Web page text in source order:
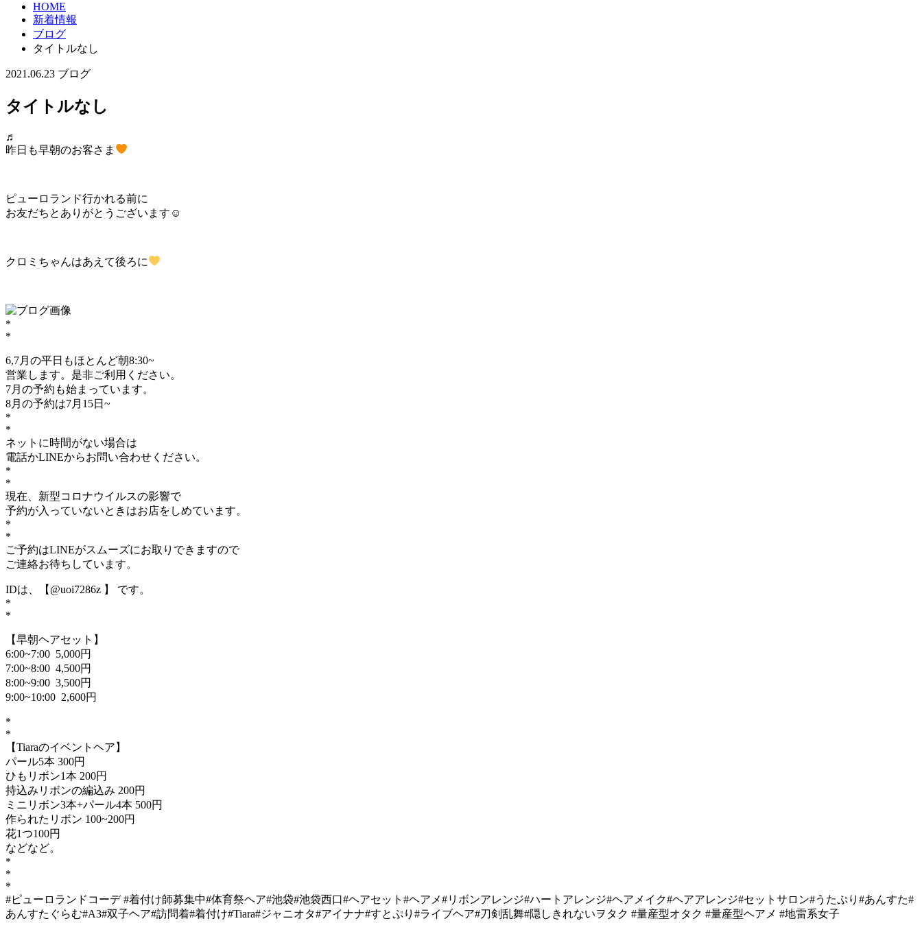
HOME
新着情報
ブログ
タイトルなし
2021.06.23 ブログ
タイトルなし
♬
昨日も早朝のお客さま
ピューロランド行かれる前に
お友だちとありがとうございます☺
クロミちゃんはあえて後ろに
*
*
6,7月の平日もほとんど朝8:30~
営業します。是非ご利用ください。
7月の予約も始まっています。
8月の予約は7月15日~
*
*
ネットに時間がない場合は
電話かLINEからお問い合わせください。
*
*
現在、新型コロナウイルスの影響で
予約が入っていないときはお店をしめています。
*
*
ご予約はLINEがスムーズにお取りできますので
ご連絡お待ちしています。
IDは、【@uoi7286z 】 です。
*
*
【早朝ヘアセット】
6:00~7:00 5,000円
7:00~8:00 4,500円
8:00~9:00 3,500円
9:00~10:00 2,600円
*
*
【Tiaraのイベントヘア】
パール5本 300円
ひもリボン1本 200円
持込みリボンの編込み 200円
ミニリボン3本+パール4本 500円
作られたリボン 100~200円
花1つ100円
などなど。
*
*
*
#ピューロランドコーデ #着付け師募集中#体育祭ヘア#池袋#池袋西口#ヘアセット#ヘアメ#リボンアレンジ#ハートアレンジ#ヘアメイク#ヘアアレンジ#セットサロン#うたぷり#あんすた#
あんすたぐらむ#A3#双子ヘア#訪問着#着付け#Tiara#ジャニオタ#アイナナ#すとぷり#ライブヘア#刀剣乱舞#隠しきれないヲタク #量産型オタク #量産型ヘアメ #地雷系女子